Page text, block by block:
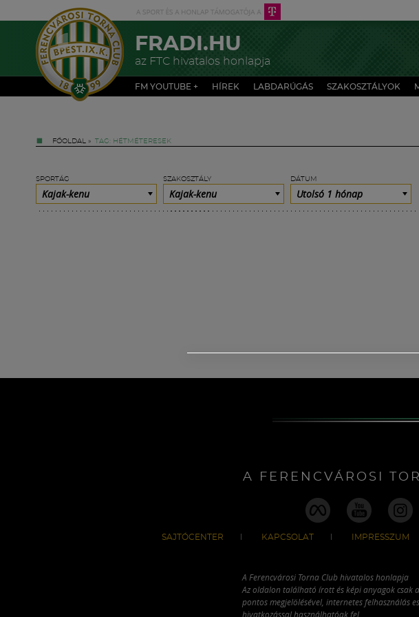
FRADI.HU
az FTC hivatalos honlapja
FM YOUTUBE + HÍREK LABDARÚGÁS SZAKOSZTÁLYOK
FŐOLDAL » TAG: HÉTMÉTERESEK
SPORTÁG
Kajak-kenu
SZAKOSZTÁLY
Kajak-kenu
DÁTUM
Utolsó 1 hónap
A FERENCVÁROSI
SAJTÓCENTER KAPCSOLAT IMPRESSZUM
A Ferencvárosi Torna Club hivatalos honlapja
Az oldalon található írott és képi anyagok csak
pontos megjelölésével, internetes felhasználás
hivatkozással használhatóak fel.